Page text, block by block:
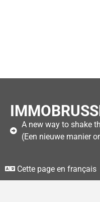
A new way to shake
(Een nieuwe manier
Cette page en français